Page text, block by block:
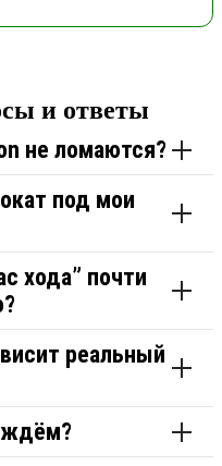
и ответы
не ломаются?
под мои
хода” почти
реальный